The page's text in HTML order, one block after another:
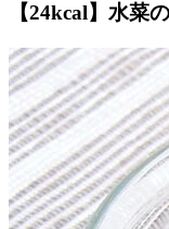
【24kcal】水菜